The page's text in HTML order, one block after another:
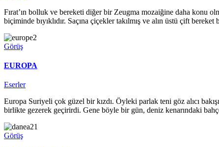
Fırat’ın bolluk ve bereketi diğer bir Zeugma mozaiğine daha konu
biçiminde bıyıklıdır. Saçına çiçekler takılmış ve alın üstü çift bereket
Görüş
EUROPA
Eserler
Europa Suriyeli çok güzel bir kızdı. Öyleki parlak teni göz alıcı
birlikte gezerek geçirirdi. Gene böyle bir gün, deniz kenarındaki
Görüş